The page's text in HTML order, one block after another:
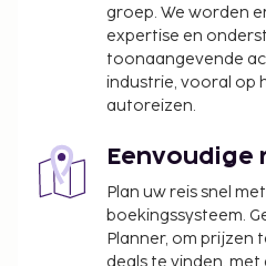
groep. We worden
expertise en
toonaangevende
industrie, vooral op
autoreizen.
Eenvoudige
Plan uw reis snel
boekingssysteem.
Planner, om prijzen
deals te vinden,